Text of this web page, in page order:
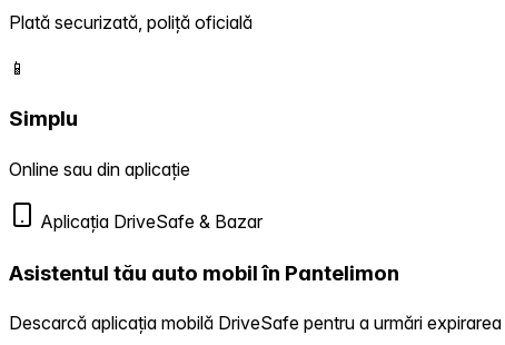
Plată securizată, poliță oficială
📱
Simplu
Online sau din aplicație
Aplicația DriveSafe & Bazar
Asistentul tău auto mobil în Pantelimon
Descarcă aplicația mobilă DriveSafe pentru a urmări